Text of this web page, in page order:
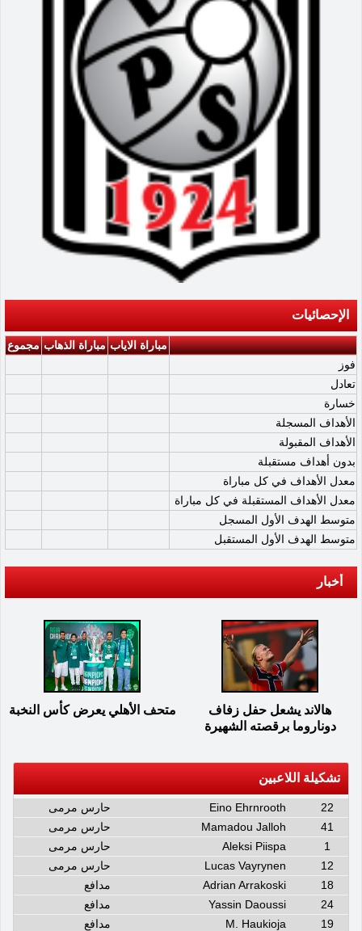
الإحصائيات
مباراة الاياب مباراة الذهاب مجموع
فوز
تعادل
خسارة
الأهداف المسجلة
الأهداف المقبولة
بدون أهداف مستقبلة
معدل الأهداف في كل مباراة
معدل الأهداف المستقبلة في كل مباراة
متوسط الهدف الأول المسجل
متوسط الهدف الأول المستقبل
أخبار
هالاند يشعل حفل زفاف
دوناروما برقصته الشهيرة
متحف الأهلي يعرض كأس النخبة
تشكيلة اللاعبين
22
Eino Ehrnrooth
حارس مرمى
41
Mamadou Jalloh
حارس مرمى
1
Aleksi Piispa
حارس مرمى
12
Lucas Vayrynen
حارس مرمى
18
Adrian Arrakoski
مدافع
24
Yassin Daoussi
مدافع
19
M. Haukioja
مدافع